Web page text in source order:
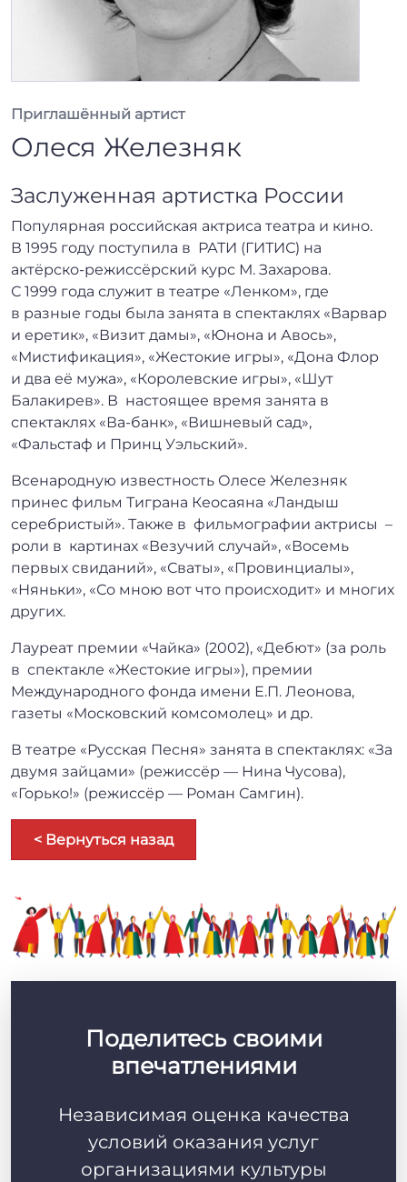
Приглашённый артист
Олеся Железняк
Заслуженная артистка России
Популярная российская актриса театра и кино.
В 1995 году поступила в РАТИ (ГИТИС) на
актёрско-режиссёрский курс М. Захарова.
С 1999 года служит в театре «Ленком», где
в разные годы была занята в спектаклях «Варвар
и еретик», «Визит дамы», «Юнона и Авось»,
«Мистификация», «Жестокие игры», «Дона Флор
и два её мужа», «Королевские игры», «Шут
Балакирев». В настоящее время занята в
спектаклях «Ва-банк», «Вишневый сад»,
«Фальстаф и Принц Уэльский».
Всенародную известность Олесе Железняк
принес фильм Тиграна Кеосаяна «Ландыш
серебристый». Также в фильмографии актрисы –
роли в картинах «Везучий случай», «Восемь
первых свиданий», «Сваты», «Провинциалы»,
«Няньки», «Со мною вот что происходит» и многих
других.
Лауреат премии «Чайка» (2002), «Дебют» (за роль
в спектакле «Жестокие игры»), премии
Международного фонда имени Е.П. Леонова,
газеты «Московский комсомолец» и др.
В театре «Русская Песня» занята в спектаклях: «За
двумя зайцами» (режиссёр — Нина Чусова),
«Горько!» (режиссёр — Роман Самгин).
< Вернуться назад
Поделитесь своими
впечатлениями
Независимая оценка качества
условий оказания услуг
организациями культуры